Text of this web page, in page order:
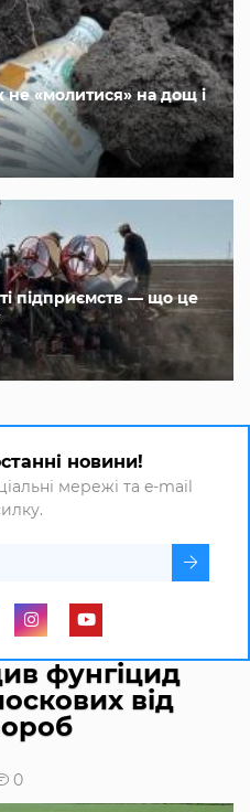
«молитися» на дощ і
підприємств — що це
новини!
мережі та e-mail
фунгіцид
від
0